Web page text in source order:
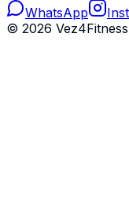
WhatsApp
© 2026